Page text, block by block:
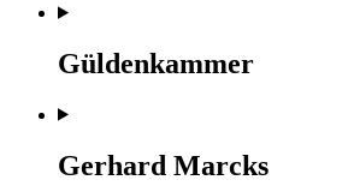
Güldenkammer
Gerhard Marcks